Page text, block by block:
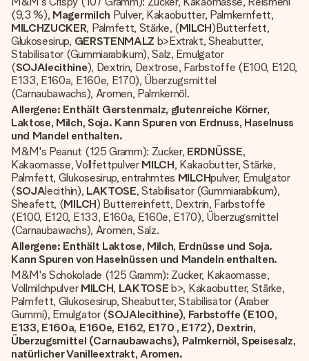
(9,3 %), Magermilch Pulver, Kakaobutter, Palmkernfett,
MILCHZUCKER, Palmfett, Stärke, (MILCH)Butterfett,
Glukosesirup, GERSTENMALZ b>Extrakt, Sheabutter,
Stabilisator (Gummiarabikum), Salz, Emulgator
(SOJAlecithine), Dextrin, Dextrose, Farbstoffe (E100, E120,
E133, E160a, E160e, E170), Überzugsmittel
(Carnaubawachs), Aromen, Palmkernöl.
Allergene: Enthält Gerstenmalz, glutenreiche Körner,
Laktose, Milch, Soja. Kann Spuren von Erdnuss, Haselnuss
und Mandel enthalten.
M&M's Peanut (125 Gramm): Zucker, ERDNÜSSE,
Kakaomasse, Vollfettpulver MILCH, Kakaobutter, Stärke,
Palmfett, Glukosesirup, entrahmtes MILCHpulver, Emulgator
(SOJAlecithin), LAKTOSE, Stabilisator (Gummiarabikum),
Sheafett, (MILCH) Butterreinfett, Dextrin, Farbstoffe
(E100, E120, E133, E160a, E160e, E170), Überzugsmittel
(Carnaubawachs), Aromen, Salz.
Allergene: Enthält Laktose, Milch, Erdnüsse und Soja.
Kann Spuren von Haselnüssen und Mandeln enthalten.
M&M's Schokolade (125 Gramm): Zucker, Kakaomasse,
Vollmilchpulver MILCH, LAKTOSE b>, Kakaobutter, Stärke,
Palmfett, Glukosesirup, Sheabutter, Stabilisator (Araber
Gummi), Emulgator (SOJAlecithine), Farbstoffe (E100,
E133, E160a, E160e, E162, E170 , E172), Dextrin,
Überzugsmittel (Carnaubawachs), Palmkernöl, Speisesalz,
natürlicher Vanilleextrakt, Aromen.